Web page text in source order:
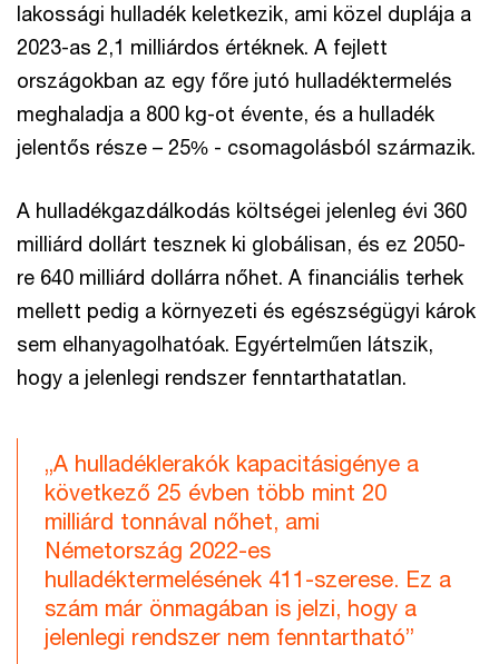
lakossági hulladék keletkezik, ami közel duplája a
2023-as 2,1 milliárdos értéknek. A fejlett
országokban az egy főre jutó hulladéktermelés
meghaladja a 800 kg-ot évente, és a hulladék
jelentős része – 25% - csomagolásból származik.
A hulladékgazdálkodás költségei jelenleg évi 360
milliárd dollárt tesznek ki globálisan, és ez 2050-
re 640 milliárd dollárra nőhet. A financiális terhek
mellett pedig a környezeti és egészségügyi károk
sem elhanyagolhatóak. Egyértelműen látszik,
hogy a jelenlegi rendszer fenntarthatatlan.
„A hulladéklerakók kapacitásigénye a
következő 25 évben több mint 20
milliárd tonnával nőhet, ami
Németország 2022-es
hulladéktermelésének 411-szerese. Ez a
szám már önmagában is jelzi, hogy a
jelenlegi rendszer nem fenntartható”